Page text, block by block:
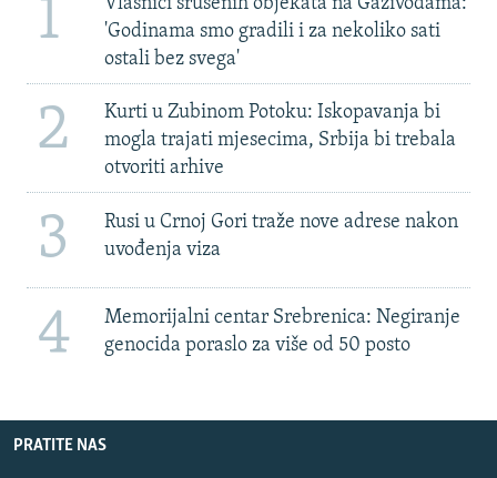
1
'Godinama smo gradili i za nekoliko sati
ostali bez svega'
2
Kurti u Zubinom Potoku: Iskopavanja bi
mogla trajati mjesecima, Srbija bi trebala
otvoriti arhive
3
Rusi u Crnoj Gori traže nove adrese nakon
uvođenja viza
4
Memorijalni centar Srebrenica: Negiranje
genocida poraslo za više od 50 posto
PRATITE NAS